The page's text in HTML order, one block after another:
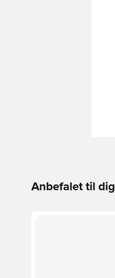
Anbefalet til dig